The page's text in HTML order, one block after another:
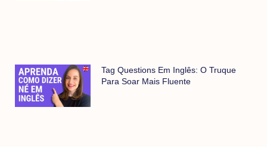
Tag Questions Em Inglês: O Truque
Para Soar Mais Fluente